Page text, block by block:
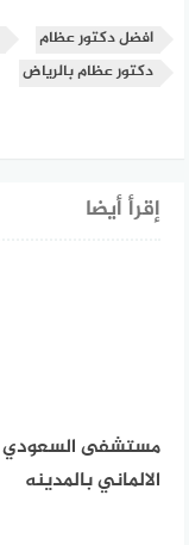
افضل دكتور عظام
دكتور عظام بالرياض
إقرأ أيضا
مستشفى السعودي
الالماني بالمدينه